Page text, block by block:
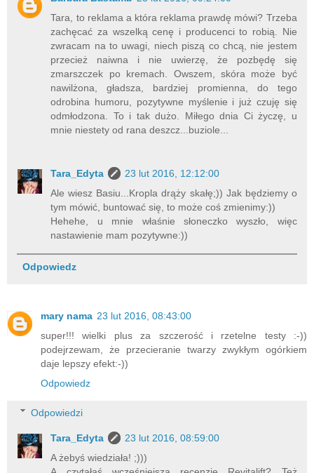
Tara, to reklama a która reklama prawdę mówi? Trzeba
zachęcać za wszelką cenę i producenci to robią. Nie
zwracam na to uwagi, niech piszą co chcą, nie jestem
przecież naiwna i nie uwierzę, że pozbędę się
zmarszczek po kremach. Owszem, skóra może być
nawilżona, gładsza, bardziej promienna, do tego
odrobina humoru, pozytywne myślenie i już czuję się
odmłodzona. To i tak dużo. Miłego dnia Ci życzę, u
mnie niestety od rana deszcz...buziole...
Tara_Edyta
23 lut 2016, 12:12:00
Ale wiesz Basiu...Kropla drąży skałę;)) Jak będziemy o
tym mówić, buntować się, to może coś zmienimy:))
Hehehe, u mnie właśnie słoneczko wyszło, więc
nastawienie mam pozytywne:))
Odpowiedz
mary nama 23 lut 2016, 08:43:00
super!!! wielki plus za szczerość i rzetelne testy :-))
podejrzewam, że przecieranie twarzy zwykłym ogórkiem
daje lepszy efekt:-))
Odpowiedz
Odpowiedzi
Tara_Edyta
23 lut 2016, 08:59:00
A żebyś wiedziała! ;)))